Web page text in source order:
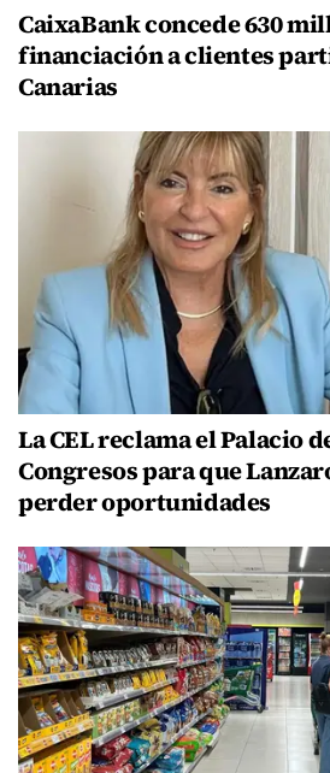
CaixaBank concede 630
financiación a clientes
Canarias
La CEL reclama el Palacio
Congresos para que
perder oportunidades